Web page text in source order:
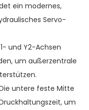
ein modernes,
Servo-
und Y2-Achsen
um außerzentrale
untere feste Mitte
um